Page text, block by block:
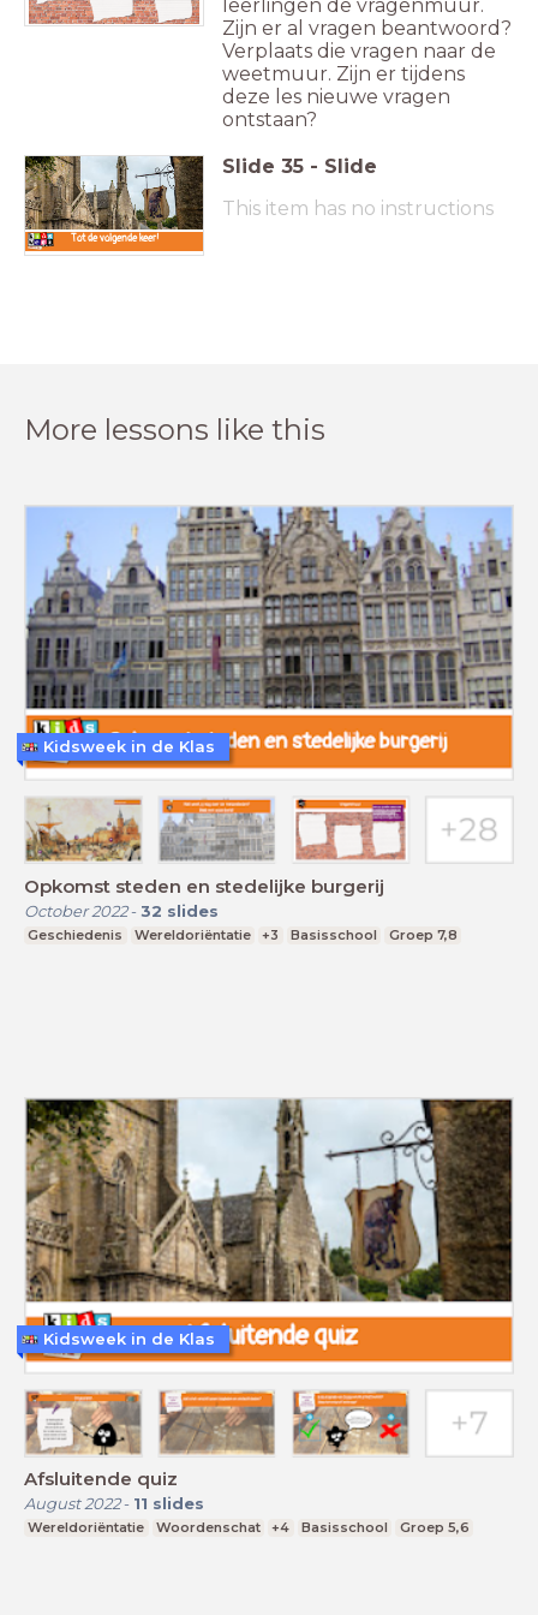
leerlingen de vragenmuur.
Zijn er al vragen beantwoord?
Verplaats die vragen naar de
weetmuur. Zijn er tijdens
deze les nieuwe vragen
ontstaan?
Tot de volgende keer!
Slide 35 - Slide
This item has no instructions
More lessons like this
Opkomst steden en stedelijke burgerij
October 2022- 32 slides
Geschiedenis Wereldoriëntatie +3 Basisschool Groep 7,8
Kidsweek in de Klas
Afsluitende quiz
August 2022- 11 slides
Wereldoriëntatie Woordenschat +4 Basisschool Groep 5,6
Kidsweek in de Klas